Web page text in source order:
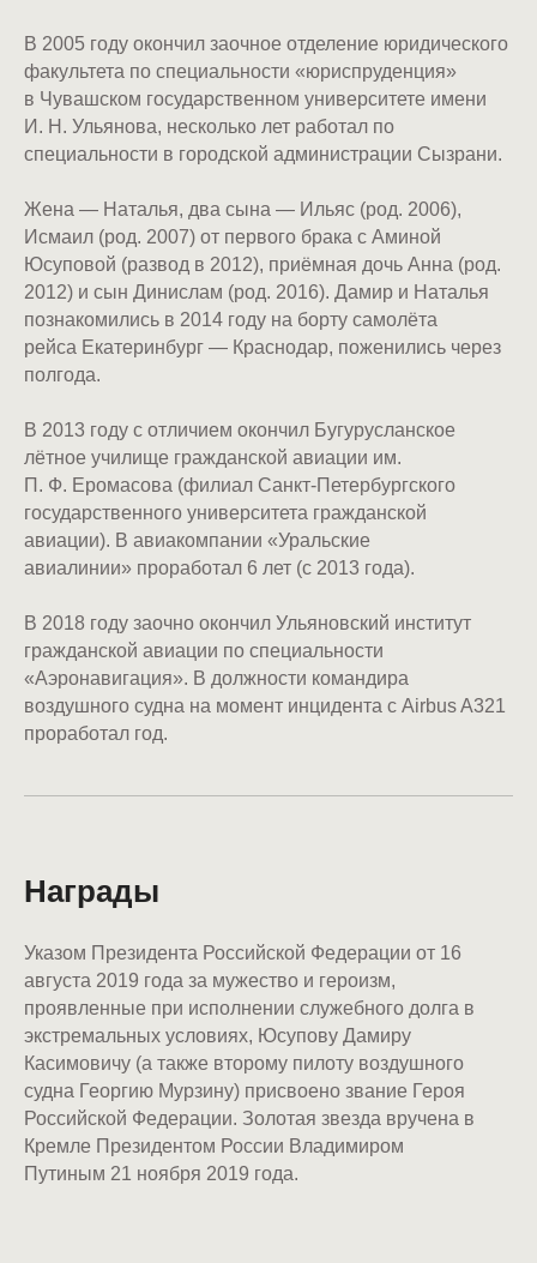
В 2005 году окончил заочное отделение юридического
факультета по специальности «юриспруденция»
в Чувашском государственном университете имени
И. Н. Ульянова, несколько лет работал по
специальности в городской администрации Сызрани.
Жена — Наталья, два сына — Ильяс (род. 2006),
Исмаил (род. 2007) от первого брака с Аминой
Юсуповой (развод в 2012), приёмная дочь Анна (род.
2012) и сын Динислам (род. 2016). Дамир и Наталья
познакомились в 2014 году на борту самолёта
рейса Екатеринбург — Краснодар, поженились через
полгода.
В 2013 году с отличием окончил Бугурусланское
лётное училище гражданской авиации им.
П. Ф. Еромасова (филиал Санкт-Петербургского
государственного университета гражданской
авиации). В авиакомпании «Уральские
авиалинии» проработал 6 лет (с 2013 года).
В 2018 году заочно окончил Ульяновский институт
гражданской авиации по специальности
«Аэронавигация». В должности командира
воздушного судна на момент инцидента с Airbus A321
проработал год.
Награды
Указом Президента Российской Федерации от 16
августа 2019 года за мужество и героизм,
проявленные при исполнении служебного долга в
экстремальных условиях, Юсупову Дамиру
Касимовичу (а также второму пилоту воздушного
судна Георгию Мурзину) присвоено звание Героя
Российской Федерации. Золотая звезда вручена в
Кремле Президентом России Владимиром
Путиным 21 ноября 2019 года.